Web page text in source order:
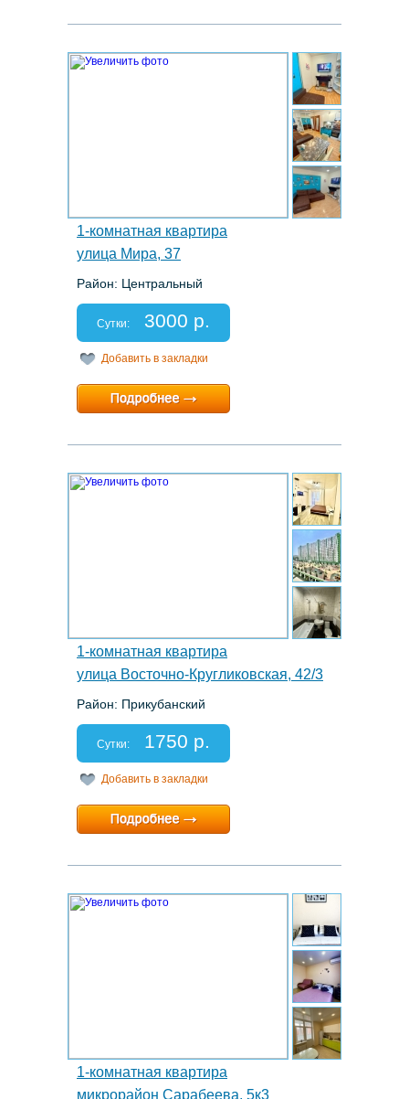
1-комнатная квартира
улица Мира, 37
Район: Центральный
Спальных мест: 2+1
Отчетные документы: есть
Сутки: 3000 р.
Добавить в закладки
Минимальный срок:1 суток
Расчетный час:12:00
1-комнатная квартира
улица Восточно-Кругликовская, 42/3к1
Район: Прикубанский
Спальных мест: 2+1
Отчетные документы: нет
Сутки: 1750 р.
Добавить в закладки
Минимальный срок:1 суток
Расчетный час:12:00
1-комнатная квартира
микрорайон Сарабеева, 5к3